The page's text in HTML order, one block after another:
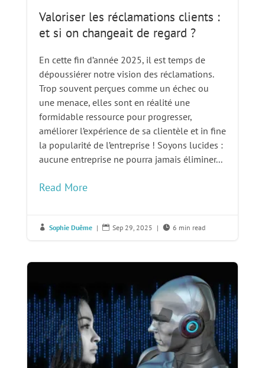
Valoriser les réclamations clients :
et si on changeait de regard ?
En cette fin d’année 2025, il est temps de
dépoussiérer notre vision des réclamations.
Trop souvent perçues comme un échec ou
une menace, elles sont en réalité une
formidable ressource pour progresser,
améliorer l’expérience de sa clientèle et in fine
la popularité de l’entreprise ! Soyons lucides :
aucune entreprise ne pourra jamais éliminer...
Read More
 Sophie Duême |  Sep 29, 2025 |  6 min read